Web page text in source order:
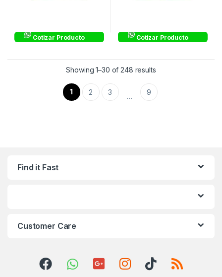
Cotizar Producto Cotizar Producto
Showing 1–30 of 248 results
1 2 3 … 9
Find it Fast
Customer Care